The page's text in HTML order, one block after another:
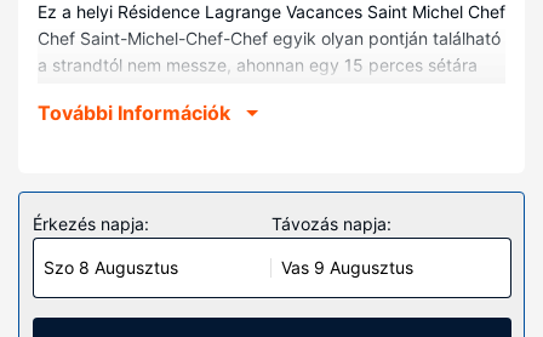
Ez a helyi Résidence Lagrange Vacances Saint Michel Chef
Chef Saint-Michel-Chef-Chef egyik olyan pontján található
a strandtól nem messze, ahonnan egy 15 perces sétára
Ez a helyi rezidencia kb. 29,4 km-re található La Baule-i
Helyezze magát kényelembe a(z) 75 szoba egyikében,
melyekben teakonyhák, hűtőszekrény és mikrohullámú
sütők is található. A kényelmi felszerelések és
szolgáltatások közé tartozik alvókanapé. Külön kérésre
pedig vasaló/vasalódeszka és gyerekágy/csecsemőágy
További Információk
Érkezés napja:
Szo 8 Augusztus
Távozás napja:
Vas 9 Augusztus